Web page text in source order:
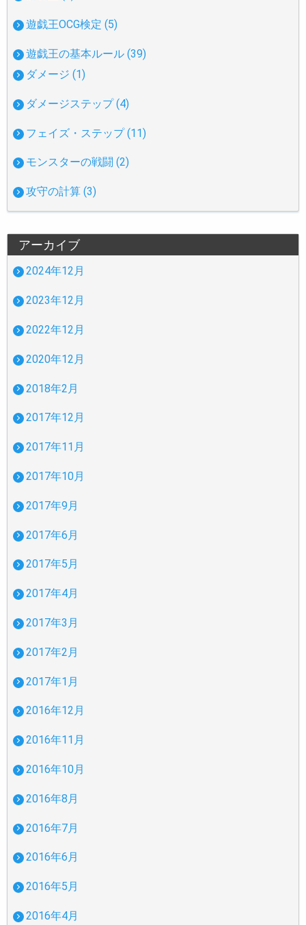
遊戯王OCG検定 (5)
遊戯王の基本ルール (39)
ダメージ (1)
ダメージステップ (4)
フェイズ・ステップ (11)
モンスターの戦闘 (2)
攻守の計算 (3)
アーカイブ
2024年12月
2023年12月
2022年12月
2020年12月
2018年2月
2017年12月
2017年11月
2017年10月
2017年9月
2017年6月
2017年5月
2017年4月
2017年3月
2017年2月
2017年1月
2016年12月
2016年11月
2016年10月
2016年8月
2016年7月
2016年6月
2016年5月
2016年4月